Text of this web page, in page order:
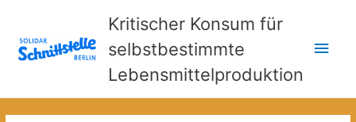
Kritischer Konsum für
selbstbestimmte
Lebensmittelproduktion